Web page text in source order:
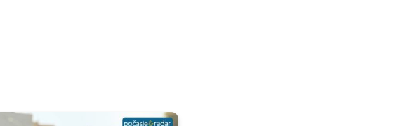
častice v ozduší?. Viacero rizík pre zdravie. . .